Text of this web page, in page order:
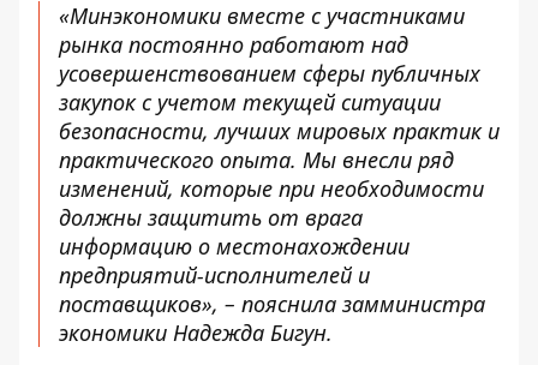
«Минэкономики вместе с участниками
рынка постоянно работают над
усовершенствованием сферы публичных
закупок с учетом текущей ситуации
безопасности, лучших мировых практик и
практического опыта. Мы внесли ряд
изменений, которые при необходимости
должны защитить от врага
информацию о местонахождении
предприятий-исполнителей и
поставщиков», – пояснила замминистра
экономики Надежда Бигун.